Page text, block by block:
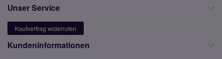
Unser Service
Kaufvertrag widerrufen
Kundeninformationen